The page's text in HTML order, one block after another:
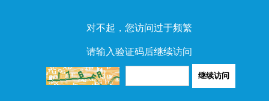
对不起，您访问过于频繁
请输入验证码后继续访问
继续访问